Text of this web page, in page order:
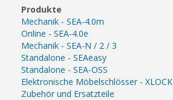
Produkte
Mechanik - SEA-4.0m
Online - SEA-4.0e
Mechanik - SEA-N / 2 / 3
Standalone - SEAeasy
Standalone - SEA-OSS
Elektronische Möbelschlösser - XLOCK
Zubehör und Ersatzteile